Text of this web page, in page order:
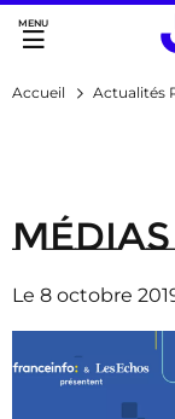
Accès direct :
Menu principal
Accueil Actualités
Le 8 octobre